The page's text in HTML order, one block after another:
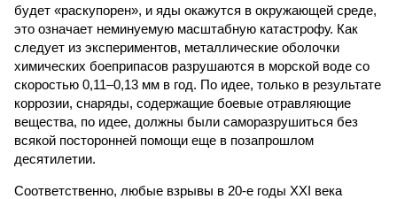
будет «раскупорен», и яды окажутся в окружающей среде,
это означает неминуемую масштабную катастрофу. Как
следует из экспериментов, металлические оболочки
химических боеприпасов разрушаются в морской воде со
скоростью 0,11–0,13 мм в год. По идее, только в результате
коррозии, снаряды, содержащие боевые отравляющие
вещества, по идее, должны были саморазрушиться без
всякой посторонней помощи еще в позапрошлом
десятилетии.
Соответственно, любые взрывы в 20-е годы XXI века